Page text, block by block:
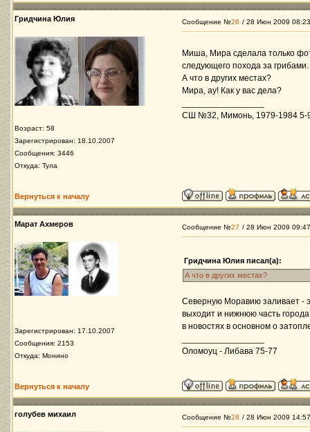
Гридчина Юлия
Возраст: 58
Зарегистрирован: 18.10.2007
Сообщения: 3446
Откуда: Тула
Сообщение №26 / 28 Июн 2009 08:23
Миша, Мира сделала только
следующего похода за
А что в других местах?
Мира, ау! Как у вас дела?
СШ №32, Мимонь, 1979-1984 5-9
Вернуться к началу
Марат Ахмеров
Зарегистрирован: 17.10.2007
Сообщения: 2153
Откуда: Монино
Сообщение №27 / 28 Июн 2009 09:47
Гридчина Юлия писал(а):
А что в других местах?
Северную Моравию заливает -
выходит и нижнюю часть
в новостях в основном о
Оломоуц - Либава 75-77
Вернуться к началу
голубев михаил Сообщение №28 / 28 Июн 2009 14:57